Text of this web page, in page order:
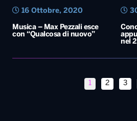
Musica – Max Pezzali esce
con “Qualcosa di nuovo”
16 Ottobre, 2020
nel
1 2 3